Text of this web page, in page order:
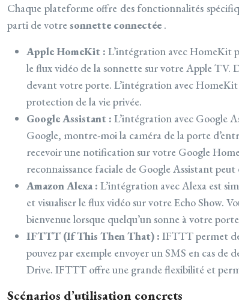
Chaque plateforme offre des fonctionnalités
parti de votresonnette connectée .
Apple HomeKit : L’intégration avec HomeKit
le flux vidéo de la sonnette sur votre Apple TV.
devant votre porte. L’intégration avec
protection de la vie privée.
Google Assistant : L’intégration avec Google
Google, montre-moi la caméra de la porte
recevoir une notification sur votre Google
reconnaissance faciale de Google Assistant
Amazon Alexa : L’intégration avec Alexa est
et visualiser le flux vidéo sur votre Echo Show.
bienvenue lorsque quelqu’un sonne à votre
IFTTT (If This Then That) : IFTTT permet
pouvez par exemple envoyer un SMS en cas
Drive. IFTTT offre une grande flexibilité et
Scénarios d’utilisation concrets